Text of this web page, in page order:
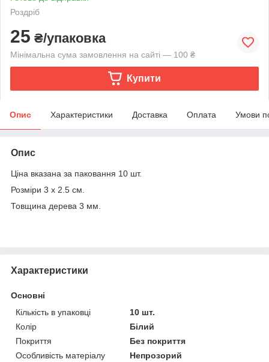
Роздріб
25 ₴/упаковка
Мінімальна сума замовлення на сайті — 100 ₴
Купити
Опис Характеристики Доставка Оплата Умови
Опис
Ціна вказана за паковання 10 шт.
Розміри 3 х 2.5 см.
Товщина дерева 3 мм.
Характеристики
Основні
Кількість в упаковці
10 шт.
Колір
Білий
Покриття
Без покриття
Особливість матеріалу
Непрозорий